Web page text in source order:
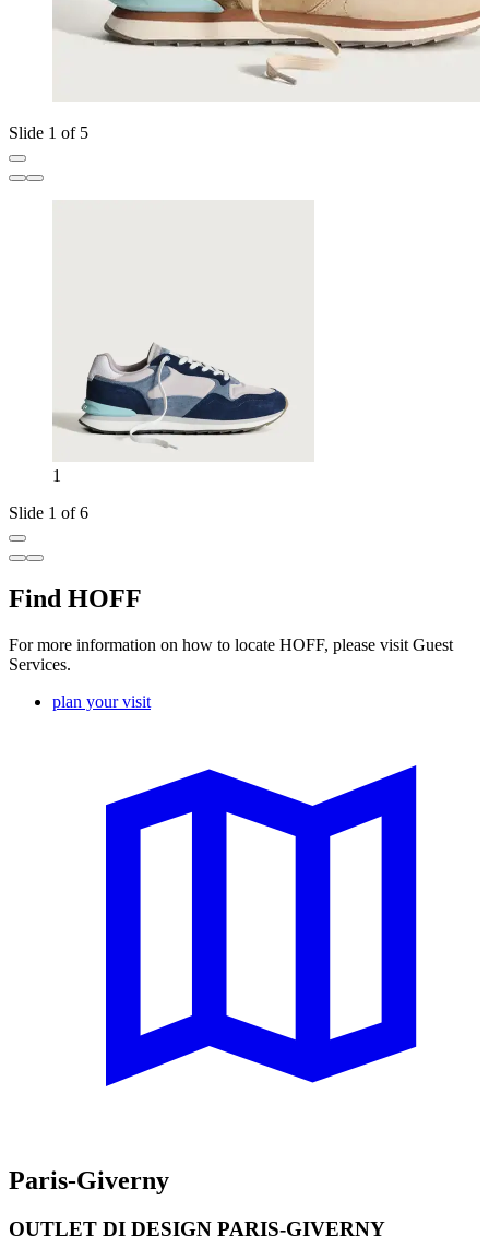
Slide 1 of 5
1
Slide 1 of 6
Find HOFF
For more information on how to locate HOFF, please visit Guest
Services.
plan your visit
Paris-Giverny
OUTLET DI DESIGN PARIS-GIVERNY